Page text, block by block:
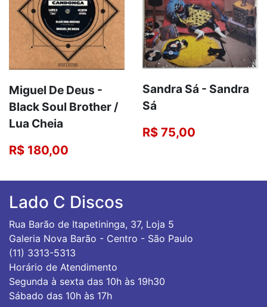
Miguel De Deus -
Black Soul Brother /
Lua Cheia
R$ 180,00
Sandra Sá - Sandra
Sá
R$ 75,00
Lado C Discos
Rua Barão de Itapetininga, 37, Loja 5
Galeria Nova Barão - Centro - São Paulo
(11) 3313-5313
Horário de Atendimento
Segunda à sexta das 10h às 19h30
Sábado das 10h às 17h